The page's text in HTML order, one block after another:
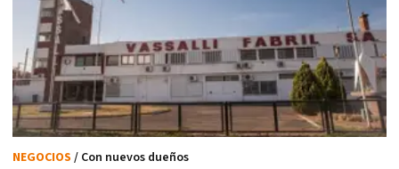
NEGOCIOS / Con nuevos dueños